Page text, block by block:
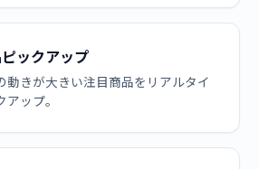
ックアップ
動きが大きい注目商品をリアルタイ
ップ。